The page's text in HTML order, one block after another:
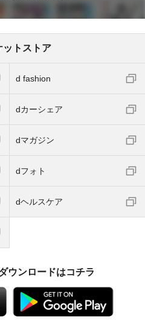
ットストア
d fashion
dカーシェア
dマガジン
dフォト
dヘルスケア
ウンロードはコチラ